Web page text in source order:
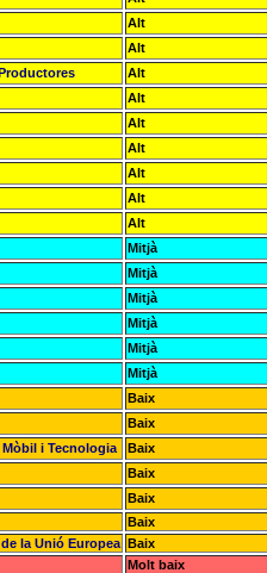
Alt
Alt
Alt
Alt
Alt
Alt
Alt
Alt
Alt
Mitjà
Mitjà
Mitjà
Mitjà
Mitjà
Mitjà
Baix
Baix
i Tecnologia Baix
Baix
Baix
Baix
la Unió Europea Baix
Molt baix